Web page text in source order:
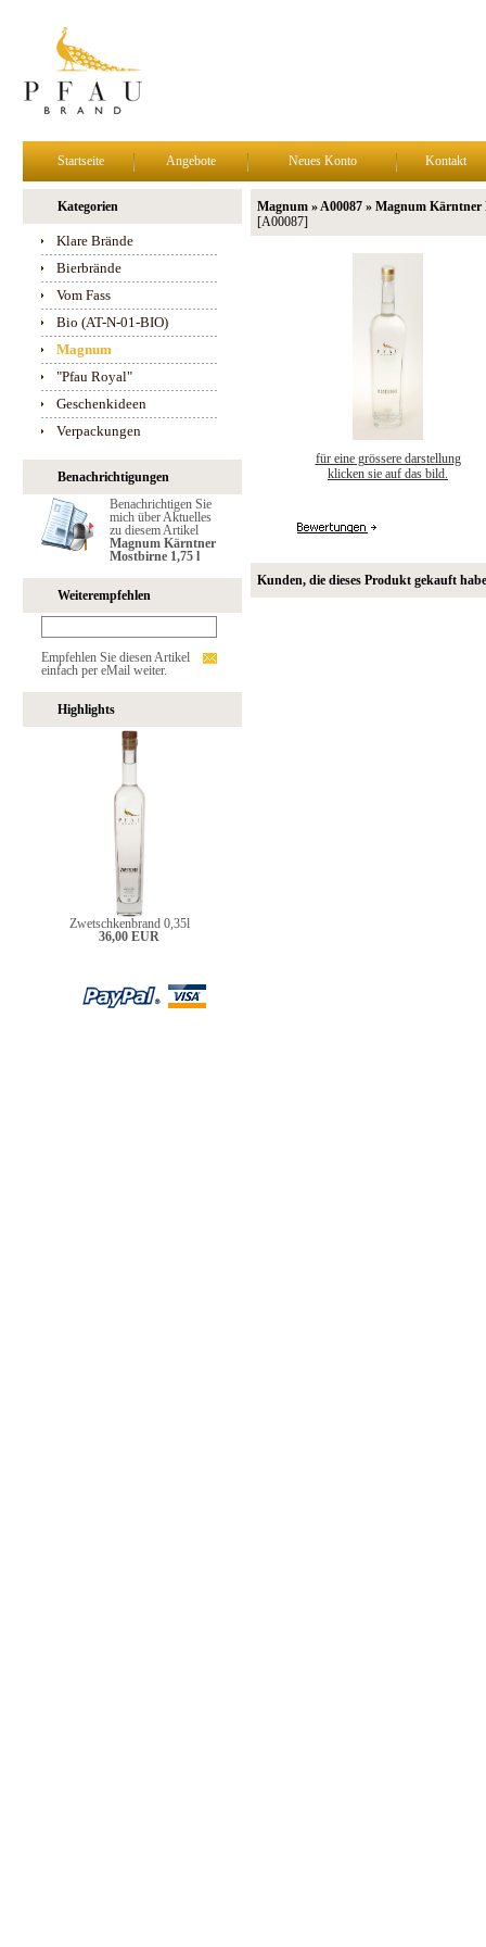
Startseite Angebote Neues Konto Kontakt
Kategorien
Klare Brände
Bierbrände
Vom Fass
Bio (AT-N-01-BIO)
Magnum
"Pfau Royal"
Geschenkideen
Verpackungen
Benachrichtigungen
Benachrichtigen Sie
mich über Aktuelles
zu diesem Artikel
Magnum Kärntner
Mostbirne 1,75 l
Weiterempfehlen
Empfehlen Sie diesen Artikel
einfach per eMail weiter.
Highlights
Zwetschkenbrand 0,35l
36,00 EUR
Magnum » A00087 » Magnum Kärntner
[A00087]
für eine grössere darstellung
klicken sie auf das bild.
Kunden, die dieses Produkt gekauft